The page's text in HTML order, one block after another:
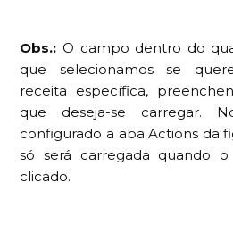
Obs.: O campo dentro do
que selecionamos se
receita específica,
que deseja-se carregar.
configurado a aba Actions da
só será carregada quando
clicado.